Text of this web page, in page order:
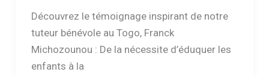
Découvrez le témoignage inspirant de notre
tuteur bénévole au Togo, Franck
Michozounou : De la nécessite d’éduquer les
enfants à la